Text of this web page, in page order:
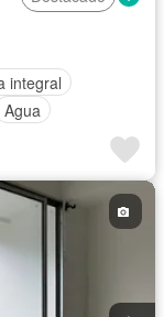
integral
Agua